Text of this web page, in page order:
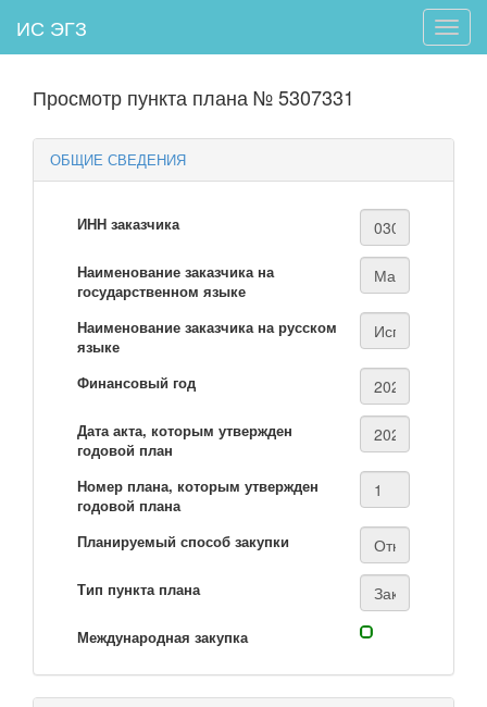
Toggle
ИС ЭГЗ
Просмотр пункта плана № 5307331
ОБЩИЕ СВЕДЕНИЯ
ИНН заказчика
Наименование заказчика на
государственном языке
Наименование заказчика на русском
языке
Финансовый год
Дата акта, которым утвержден
годовой план
Номер плана, которым утвержден
годовой плана
Планируемый способ закупки
Тип пункта плана
Международная закупка